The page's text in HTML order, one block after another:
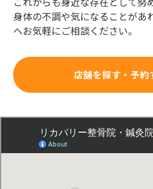
身体の不調や気になることがあ
へお気軽にご相談ください。
店舗を探す・予約